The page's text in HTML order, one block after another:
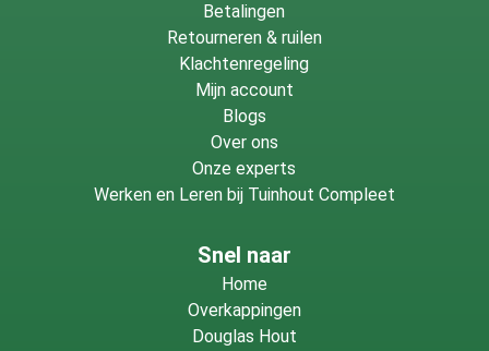
Betalingen
Retourneren & ruilen
Klachtenregeling
Mijn account
Blogs
Over ons
Onze experts
Werken en Leren bij Tuinhout Compleet
Snel naar
Home
Overkappingen
Douglas Hout